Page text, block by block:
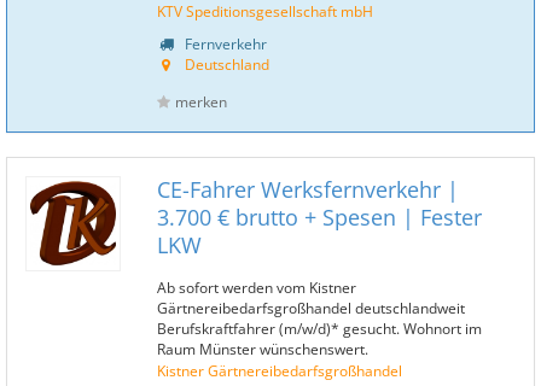
KTV Speditionsgesellschaft mbH
Fernverkehr
Deutschland
merken
CE-Fahrer Werksfernverkehr |
3.700 € brutto + Spesen | Fester
LKW
Ab sofort werden vom Kistner
Gärtnereibedarfsgroßhandel deutschlandweit
Berufskraftfahrer (m/w/d)* gesucht. Wohnort im
Raum Münster wünschenswert.
Kistner Gärtnereibedarfsgroßhandel